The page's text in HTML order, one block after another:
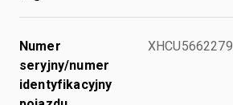
Numer
seryjny/numer
identyfikacyjny
XHCU5662279